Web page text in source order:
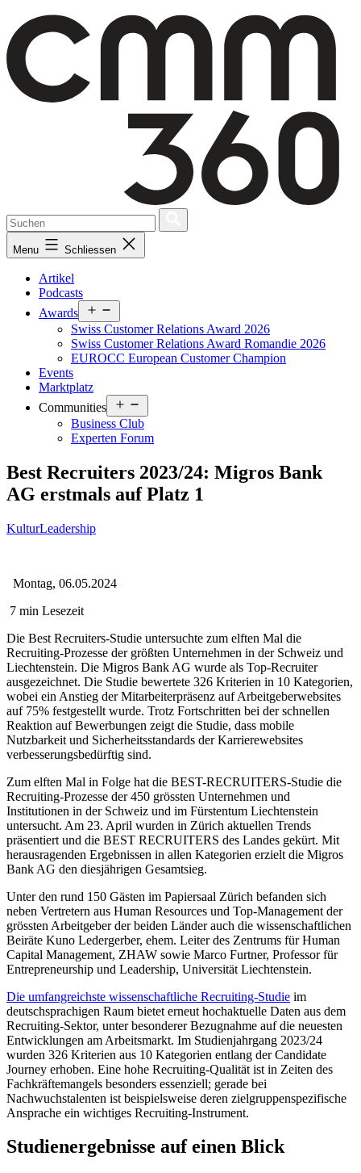
content
Menu Schliessen
Artikel
Podcasts
Awards
menu
Swiss Customer Relations Award 2026
Swiss Customer Relations Award Romandie 2026
EUROCC European Customer Champion
Events
Marktplatz
Communities
menu
Business Club
Experten Forum
Best Recruiters 2023/24: Migros Bank
AG erstmals auf Platz 1
KulturLeadership
Montag, 06.05.2024
7 min Lesezeit
Die Best Recruiters-Studie untersuchte zum elften Mal die
Recruiting-Prozesse der größten Unternehmen in der Schweiz und
Liechtenstein. Die Migros Bank AG wurde als Top-Recruiter
ausgezeichnet. Die Studie bewertete 326 Kriterien in 10 Kategorien,
wobei ein Anstieg der Mitarbeiterpräsenz auf Arbeitgeberwebsites
auf 75% festgestellt wurde. Trotz Fortschritten bei der schnellen
Reaktion auf Bewerbungen zeigt die Studie, dass mobile
Nutzbarkeit und Sicherheitsstandards der Karrierewebsites
verbesserungsbedürftig sind.
Zum elften Mal in Folge hat die BEST-RECRUITERS-Studie die
Recruiting-Prozesse der 450 grössten Unternehmen und
Institutionen in der Schweiz und im Fürstentum Liechtenstein
untersucht. Am 23. April wurden in Zürich aktuellen Trends
präsentiert und die BEST RECRUITERS des Landes gekürt. Mit
herausragenden Ergebnissen in allen Kategorien erzielt die Migros
Bank AG den diesjährigen Gesamtsieg.
Unter den rund 150 Gästen im Papiersaal Zürich befanden sich
neben Vertretern aus Human Resources und Top-Management der
grössten Arbeitgeber der beiden Länder auch die wissenschaftlichen
Beiräte Kuno Ledergerber, ehem. Leiter des Zentrums für Human
Capital Management, ZHAW sowie Marco Furtner, Professor für
Entrepreneurship und Leadership, Universität Liechtenstein.
Die umfangreichste wissenschaftliche Recruiting-Studie im
deutschsprachigen Raum bietet erneut hochaktuelle Daten aus dem
Recruiting-Sektor, unter besonderer Bezugnahme auf die neuesten
Entwicklungen am Arbeitsmarkt. Im Studienjahrgang 2023/24
wurden 326 Kriterien aus 10 Kategorien entlang der Candidate
Journey erhoben. Eine hohe Recruiting-Qualität ist in Zeiten des
Fachkräftemangels besonders essenziell; gerade bei
Nachwuchstalenten ist beispielsweise deren zielgruppenspezifische
Ansprache ein wichtiges Recruiting-Instrument.
Studienergebnisse auf einen Blick